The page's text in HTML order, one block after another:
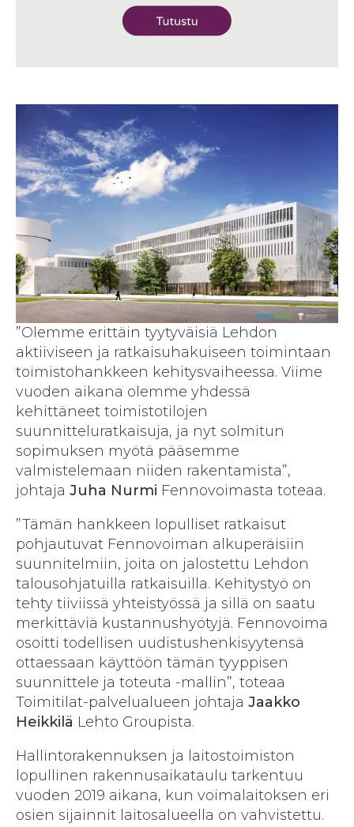
”Olemme erittäin tyytyväisiä Lehdon
aktiiviseen ja ratkaisuhakuiseen toimintaan
toimistohankkeen kehitysvaiheessa. Viime
vuoden aikana olemme yhdessä
kehittäneet toimistotilojen
suunnitteluratkaisuja, ja nyt solmitun
sopimuksen myötä pääsemme
valmistelemaan niiden rakentamista”,
johtaja Juha Nurmi Fennovoimasta toteaa.
”Tämän hankkeen lopulliset ratkaisut
pohjautuvat Fennovoiman alkuperäisiin
suunnitelmiin, joita on jalostettu Lehdon
talousohjatuilla ratkaisuilla. Kehitystyö on
tehty tiiviissä yhteistyössä ja sillä on saatu
merkittäviä kustannushyötyjä. Fennovoima
osoitti todellisen uudistushenkisyytensä
ottaessaan käyttöön tämän tyyppisen
suunnittele ja toteuta -mallin”, toteaa
Toimitilat-palvelualueen johtaja Jaakko
Heikkilä Lehto Groupista.
Hallintorakennuksen ja laitostoimiston
lopullinen rakennusaikataulu tarkentuu
vuoden 2019 aikana, kun voimalaitoksen eri
osien sijainnit laitosalueella on vahvistettu.